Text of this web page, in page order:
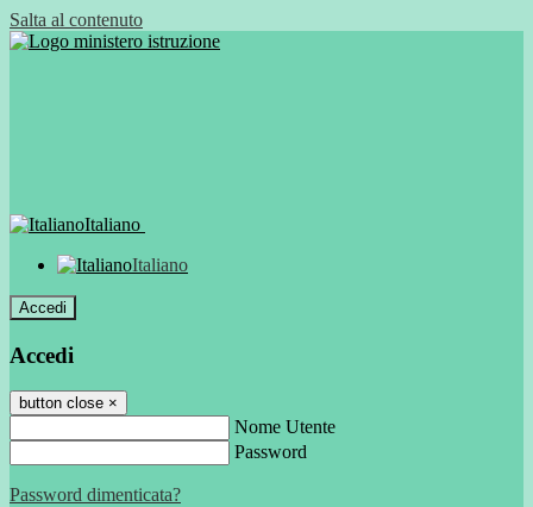
Salta al contenuto
Italiano
Italiano
Accedi
Accedi
button close ×
Nome Utente
Password
Password dimenticata?